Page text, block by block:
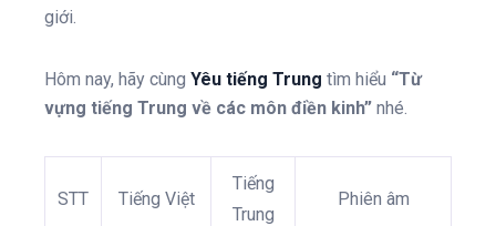
giới.
Hôm nay, hãy cùng Yêu tiếng Trung tìm hiểu “Từ
vựng tiếng Trung về các môn điền kinh” nhé.
STT Tiếng Việt
Tiếng
Trung
Phiên âm